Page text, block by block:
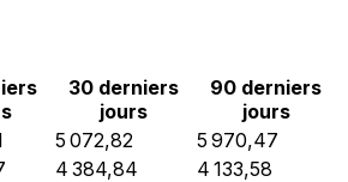
30 derniers
jours
90 derniers
jours
5 072,82
5 970,47
4 384,84
4 133,58